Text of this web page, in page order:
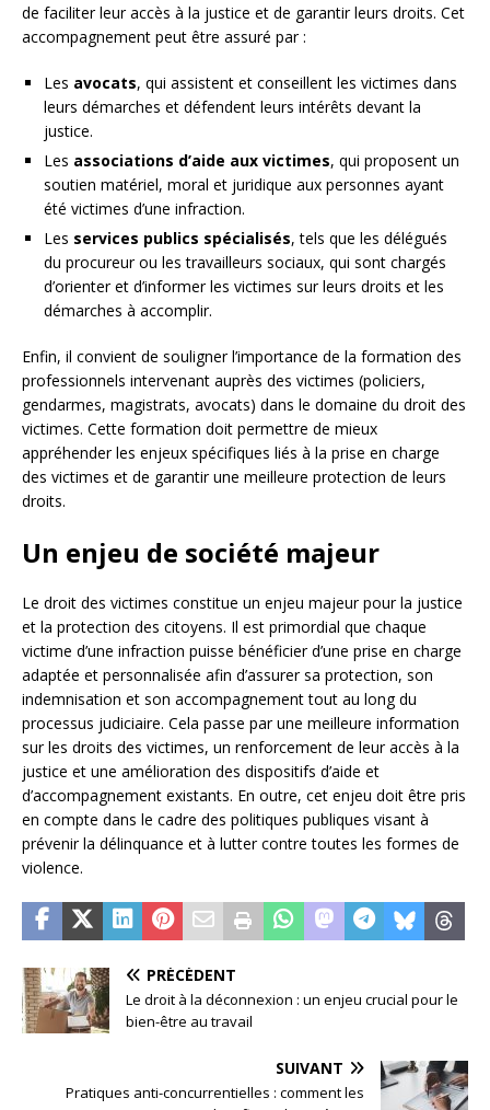
de faciliter leur accès à la justice et de garantir leurs droits. Cet
accompagnement peut être assuré par :
Les avocats, qui assistent et conseillent les victimes dans
leurs démarches et défendent leurs intérêts devant la
justice.
Les associations d’aide aux victimes, qui proposent un
soutien matériel, moral et juridique aux personnes ayant
été victimes d’une infraction.
Les services publics spécialisés, tels que les délégués
du procureur ou les travailleurs sociaux, qui sont chargés
d’orienter et d’informer les victimes sur leurs droits et les
démarches à accomplir.
Enfin, il convient de souligner l’importance de la formation des
professionnels intervenant auprès des victimes (policiers,
gendarmes, magistrats, avocats) dans le domaine du droit des
victimes. Cette formation doit permettre de mieux
appréhender les enjeux spécifiques liés à la prise en charge
des victimes et de garantir une meilleure protection de leurs
droits.
Un enjeu de société majeur
Le droit des victimes constitue un enjeu majeur pour la justice
et la protection des citoyens. Il est primordial que chaque
victime d’une infraction puisse bénéficier d’une prise en charge
adaptée et personnalisée afin d’assurer sa protection, son
indemnisation et son accompagnement tout au long du
processus judiciaire. Cela passe par une meilleure information
sur les droits des victimes, un renforcement de leur accès à la
justice et une amélioration des dispositifs d’aide et
d’accompagnement existants. En outre, cet enjeu doit être pris
en compte dans le cadre des politiques publiques visant à
prévenir la délinquance et à lutter contre toutes les formes de
violence.
PRÉCÉDENT
Le droit à la déconnexion : un enjeu crucial pour le
bien-être au travail
SUIVANT
Pratiques anti-concurrentielles : comment les